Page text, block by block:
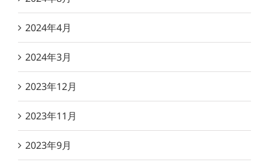
2024年4月
2024年3月
2023年12月
2023年11月
2023年9月